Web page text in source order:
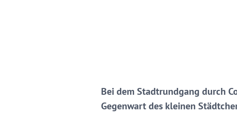
Bei dem Stadtrundgang durch
Gegenwart des kleinen